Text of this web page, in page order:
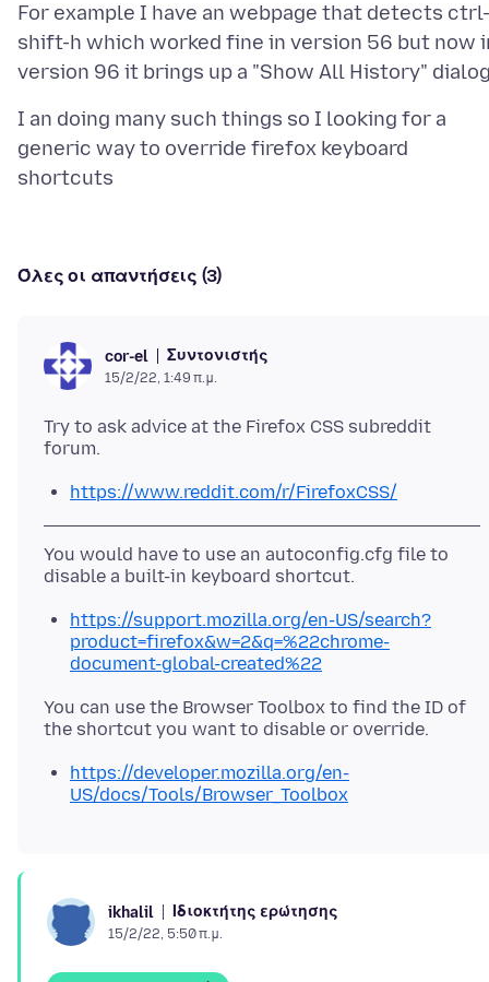
For example I have an webpage that detects ctrl-
shift-h which worked fine in version 56 but now
I an doing many such things so I looking for a
generic way to override firefox keyboard
Όλες οι απαντήσεις (3)
cor-el Συντονιστής
15/2/22, 1:49 π.μ.
Try to ask advice at the Firefox CSS subreddit
https://www.reddit.com/r/FirefoxCSS/
You would have to use an autoconfig.cfg file to
https://support.mozilla.org/en-US/search?
product=firefox&w=2&q=%22chrome-
document-global-created%22
You can use the Browser Toolbox to find the ID of
https://developer.mozilla.org/en-
US/docs/Tools/Browser_Toolbox
ikhalil Ιδιοκτήτης ερώτησης
15/2/22, 5:50 π.μ.